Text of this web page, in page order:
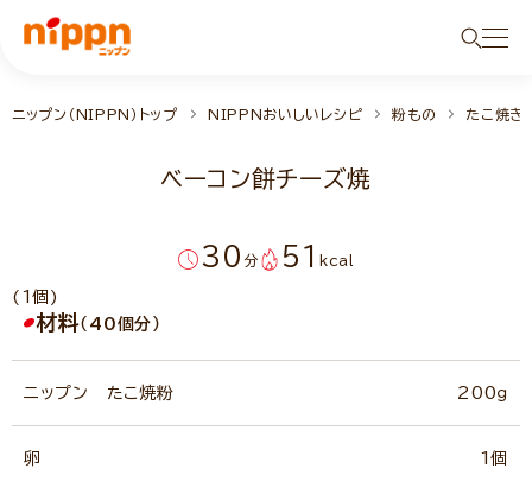
ニップン（NIPPN）トップ NIPPNおいしいレシピ 粉もの たこ焼き
ベーコン餅チーズ焼
30 分 51 kcal
(1個)
材料（40個分）
ニップン たこ焼粉 200ｇ
卵 1個